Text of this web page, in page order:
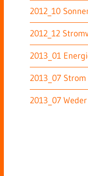
2012_10
2012_12
2013_01
2013_07
2013_07